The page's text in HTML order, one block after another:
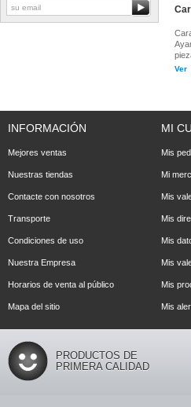
Ver
INFORMACIÓN
Mejores ventas
Nuestras tiendas
Contacte con nosotros
Transporte
Condiciones de uso
Nuestra Empresa
Horarios de venta al público
Mapa del sitio
MI
Mis
Mi
Mis
Mis
Mis
Mis
Mis
Mis
PRODUCTOS DE
PRIMERA CALIDAD